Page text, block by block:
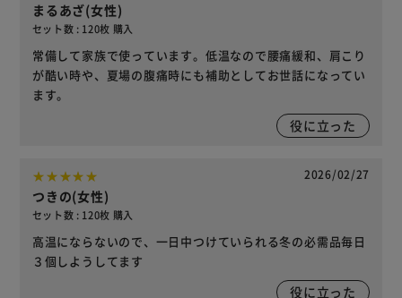
まるあざ(女性)
セット数 : 120枚 購入
常備して家族で使っています。低温なので腰痛緩和、肩こり
が酷い時や、夏場の腹痛時にも補助としてお世話になってい
ます。
役に立った
2026/02/27
つきの(女性)
セット数 : 120枚 購入
高温にならないので、一日中つけていられる冬の必需品毎日
３個しようしてます
役に立った